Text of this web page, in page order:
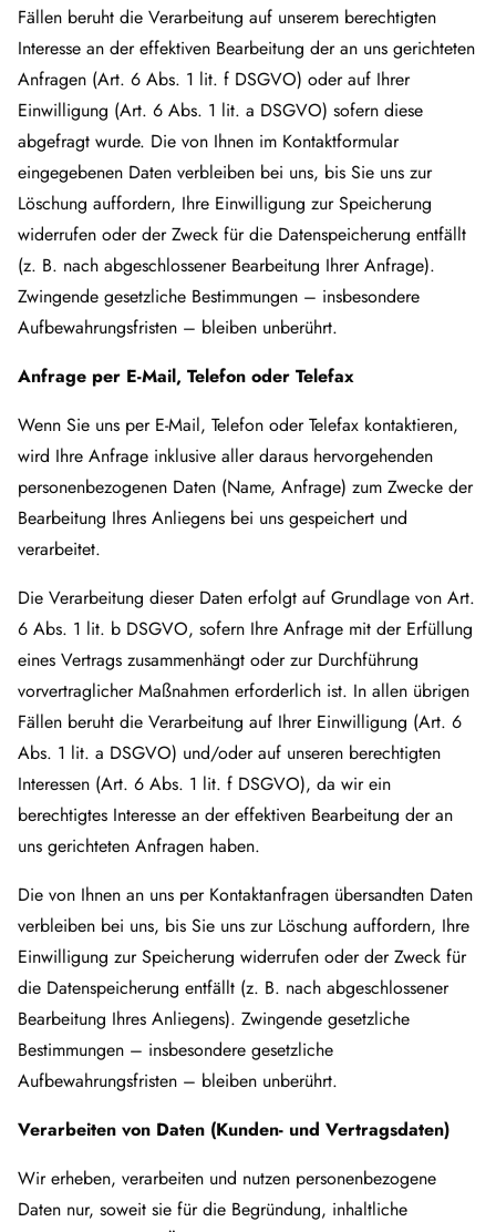
Fällen beruht die Verarbeitung auf unserem berechtigten
Interesse an der effektiven Bearbeitung der an uns gerichteten
Anfragen (Art. 6 Abs. 1 lit. f DSGVO) oder auf Ihrer
Einwilligung (Art. 6 Abs. 1 lit. a DSGVO) sofern diese
abgefragt wurde. Die von Ihnen im Kontaktformular
eingegebenen Daten verbleiben bei uns, bis Sie uns zur
Löschung auffordern, Ihre Einwilligung zur Speicherung
widerrufen oder der Zweck für die Datenspeicherung entfällt
(z. B. nach abgeschlossener Bearbeitung Ihrer Anfrage).
Zwingende gesetzliche Bestimmungen – insbesondere
Aufbewahrungsfristen – bleiben unberührt.
Anfrage per E-Mail, Telefon oder Telefax
Wenn Sie uns per E-Mail, Telefon oder Telefax kontaktieren,
wird Ihre Anfrage inklusive aller daraus hervorgehenden
personenbezogenen Daten (Name, Anfrage) zum Zwecke der
Bearbeitung Ihres Anliegens bei uns gespeichert und
verarbeitet.
Die Verarbeitung dieser Daten erfolgt auf Grundlage von Art.
6 Abs. 1 lit. b DSGVO, sofern Ihre Anfrage mit der Erfüllung
eines Vertrags zusammenhängt oder zur Durchführung
vorvertraglicher Maßnahmen erforderlich ist. In allen übrigen
Fällen beruht die Verarbeitung auf Ihrer Einwilligung (Art. 6
Abs. 1 lit. a DSGVO) und/oder auf unseren berechtigten
Interessen (Art. 6 Abs. 1 lit. f DSGVO), da wir ein
berechtigtes Interesse an der effektiven Bearbeitung der an
uns gerichteten Anfragen haben.
Die von Ihnen an uns per Kontaktanfragen übersandten Daten
verbleiben bei uns, bis Sie uns zur Löschung auffordern, Ihre
Einwilligung zur Speicherung widerrufen oder der Zweck für
die Datenspeicherung entfällt (z. B. nach abgeschlossener
Bearbeitung Ihres Anliegens). Zwingende gesetzliche
Bestimmungen – insbesondere gesetzliche
Aufbewahrungsfristen – bleiben unberührt.
Verarbeiten von Daten (Kunden- und Vertragsdaten)
Wir erheben, verarbeiten und nutzen personenbezogene
Daten nur, soweit sie für die Begründung, inhaltliche